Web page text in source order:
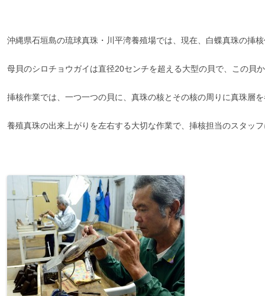
沖縄県石垣島の琉球真珠・川平湾養殖場では、現在、白蝶真珠の挿
母貝のシロチョウガイは直径20センチを超える大型の貝で、この貝
挿核作業では、一つ一つの貝に、真珠の核とその核の周りに真珠層
養殖真珠の出来上がりを左右する大切な作業で、挿核担当のスタッ